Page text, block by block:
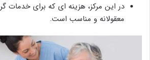
در این مرکز، هزینه ای که برای خدمات
معقولانه و مناسب است.